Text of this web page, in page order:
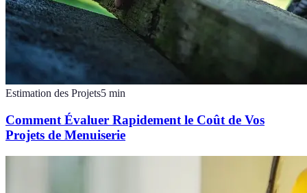
Estimation des Projets5 min
Comment Évaluer Rapidement le Coût de Vos
Projets de Menuiserie